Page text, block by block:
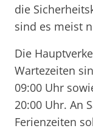
die
sind es meist
Die
Wartezeiten
09:00 Uhr
20:00 Uhr. An
Ferienzeiten